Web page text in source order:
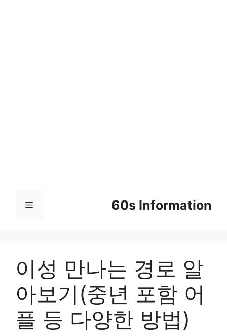
60s Information
메
이성 만나는 경로 알
아보기(중년 포함 어
플 등 다양한 방법)